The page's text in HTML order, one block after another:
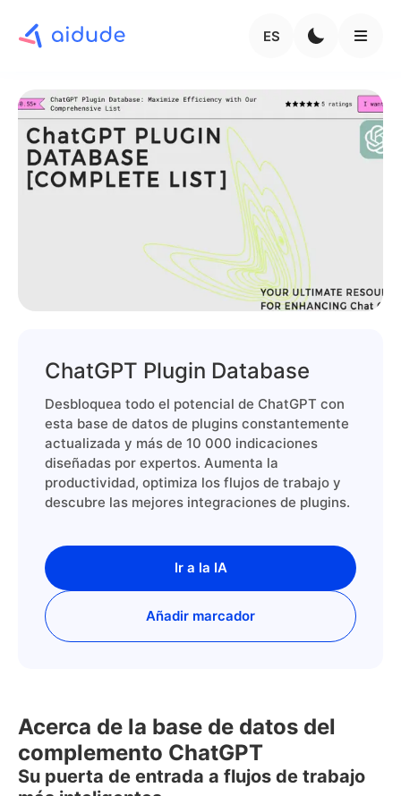
ES
ChatGPT Plugin Database
Desbloquea todo el potencial de ChatGPT con
esta base de datos de plugins constantemente
actualizada y más de 10 000 indicaciones
diseñadas por expertos. Aumenta la
productividad, optimiza los flujos de trabajo y
descubre las mejores integraciones de plugins.
Ir a la IA
Añadir marcador
Acerca de la base de datos del
complemento ChatGPT
Su puerta de entrada a flujos de trabajo